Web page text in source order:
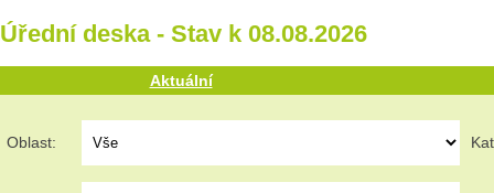
Úřední deska - Stav k 08.08.2026
Aktuální
Oblast: